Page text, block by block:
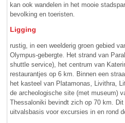
kan ook wandelen in het mooie
bevolking en toeristen.
Ligging
rustig, in een weelderig groen gebied
Olympus-gebergte. Het strand van
shuttle service), het centrum van
restaurantjes op 6 km. Binnen een
het kasteel van Platamonas, Livithra,
de archeologische site (met museum)
Thessaloniki bevindt zich op 70 km.
uitvalsbasis voor excursies in en rond